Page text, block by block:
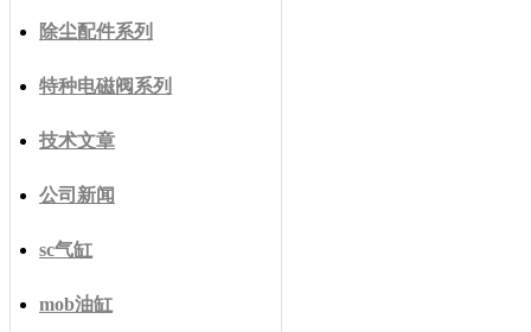
除尘配件系列
特种电磁阀系列
技术文章
公司新闻
sc气缸
mob油缸